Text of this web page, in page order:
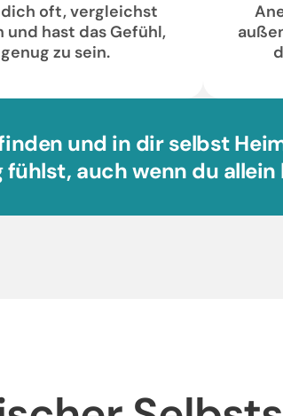
oft, vergleichst
hast das Gefühl,
zu sein.
und in dir selbst
auch wenn du allein